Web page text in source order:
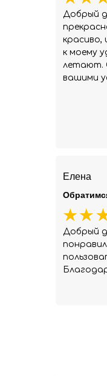
Елена
Добрый
Добрый
красиво,
к моему
летают.
вашими